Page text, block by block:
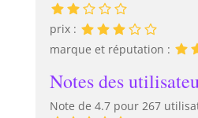
prix :
marque et réputation :
Notes des
Note de 4.7 pour 267